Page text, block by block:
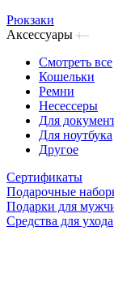
Рюкзаки
Аксессуары
Смотреть все
Кошельки
Ремни
Несессеры
Для
Для ноутбука
Другое
Сертификаты
Подарочные
Подарки для
Средства для ухода